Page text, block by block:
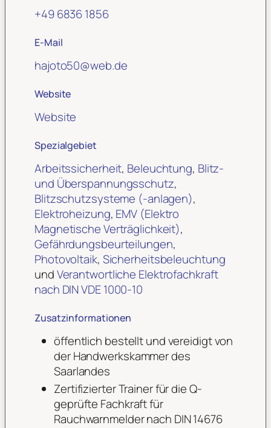
+49 6836 1856
E-Mail
hajoto50@web.de
Website
Website
Spezialgebiet
Arbeitssicherheit, Beleuchtung, Blitz-
und Überspannungsschutz,
Blitzschutzsysteme (-anlagen),
Elektroheizung, EMV (Elektro
Magnetische Verträglichkeit),
Gefährdungsbeurteilungen,
Photovoltaik, Sicherheitsbeleuchtung
undVerantwortliche Elektrofachkraft
nach DIN VDE 1000-10
Zusatzinformationen
öffentlich bestellt und vereidigt von
der Handwerkskammer des
Saarlandes
Zertifizierter Trainer für die Q-
geprüfte Fachkraft für
Rauchwarnmelder nach DIN 14676